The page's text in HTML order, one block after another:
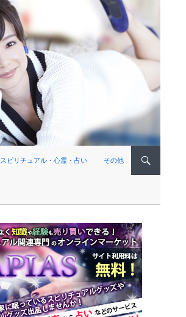
スピリチュアル・心霊・占い その他